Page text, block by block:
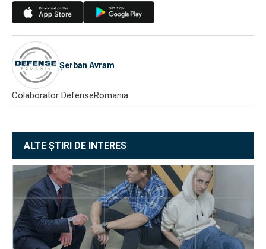
Șerban Avram
Colaborator DefenseRomania
ALTE ȘTIRI DE INTERES